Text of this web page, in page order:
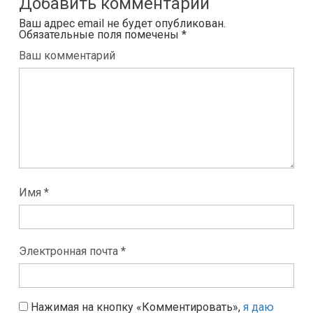
Ваш адрес email не будет опубликован.
Обязательные поля помечены *
Ваш комментарий
Имя *
Электронная почта *
Нажимая на кнопку «Комментировать», я даю